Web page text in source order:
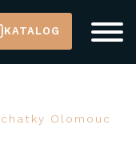
KATALOG
Olomouc